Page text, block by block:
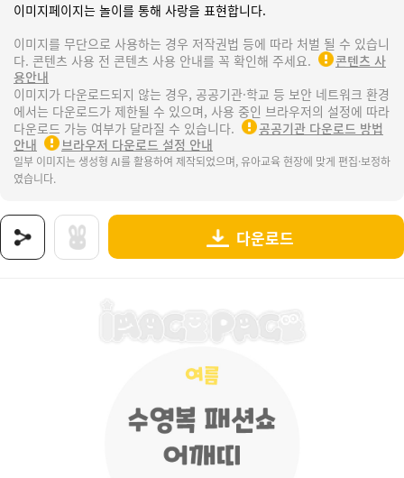
이미지페이지는 놀이를 통해 사랑을 표현합니다.
이미지를 무단으로 사용하는 경우 저작권법 등에 따라 처벌 될 수 있습니
다. 콘텐츠 사용 전 콘텐츠 사용 안내를 꼭 확인해 주세요.
콘텐츠 사
용안내
이미지가 다운로드되지 않는 경우, 공공기관·학교 등 보안 네트워크 환경
에서는 다운로드가 제한될 수 있으며, 사용 중인 브라우저의 설정에 따라
다운로드 가능 여부가 달라질 수 있습니다.
공공기관 다운로드 방법
안내
브라우저 다운로드 설정 안내
일부 이미지는 생성형 AI를 활용하여 제작되었으며, 유아교육 현장에 맞게 편집·보정하
였습니다.
다운로드
태그 : 수영복패션쇼어깨띠만들기, 수영복패션쇼어깨띠, 수영복패션쇼, 여름, 계절, 날씨,
추가 설명 : 해당 상품에 대한 상세 정보는 이미지로 제공됩니다.